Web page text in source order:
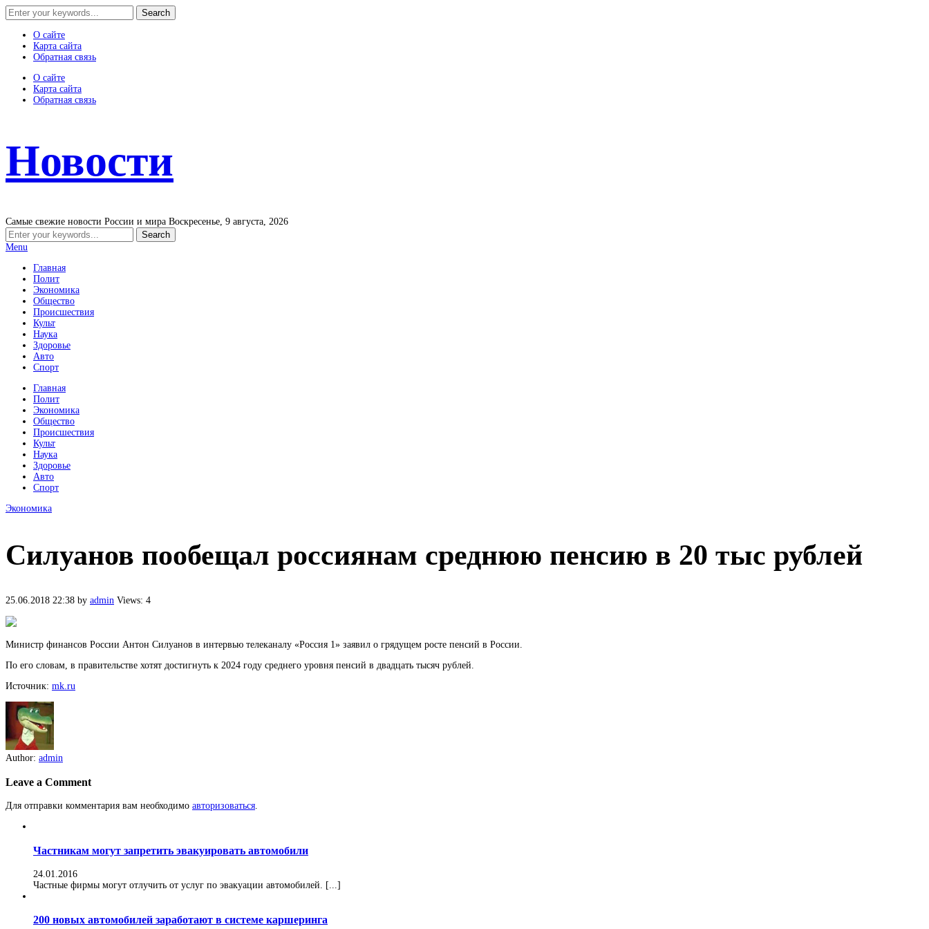
О сайте
Карта сайта
Обратная связь
О сайте
Карта сайта
Обратная связь
Новости
Самые свежие новости России и мира Воскресенье, 9 августа, 2026
Menu
Главная
Полит
Экономика
Общество
Происшествия
Культ
Наука
Здоровье
Авто
Спорт
Главная
Полит
Экономика
Общество
Происшествия
Культ
Наука
Здоровье
Авто
Спорт
Экономика
Силуанов пообещал россиянам среднюю пенсию в 20 тыс рублей
25.06.2018 22:38 by admin Views: 4
Министр финансов России Антон Силуанов в интервью телеканалу «Россия 1» заявил о грядущем росте пенсий в России.
По его словам, в правительстве хотят достигнуть к 2024 году среднего уровня пенсий в двадцать тысяч рублей.
Источник: mk.ru
Author: admin
Leave a Comment
Для отправки комментария вам необходимо авторизоваться.
Частникам могут запретить эвакуировать автомобили
24.01.2016
Частные фирмы могут отлучить от услуг по эвакуации автомобилей. [...]
200 новых автомобилей заработают в системе каршеринга